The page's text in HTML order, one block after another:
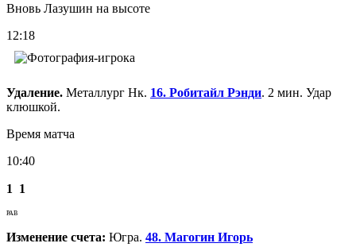
Вновь Лазушин на высоте
12:18
Удаление. Металлург Нк. 16. Робитайл Рэнди. 2 мин. Удар
клюшкой.
Время матча
10:40
1 1
РАВ
Изменение счета: Югра. 48. Магогин Игорь